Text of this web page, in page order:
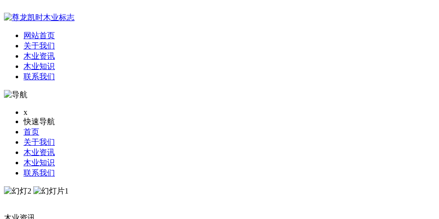
网站首页
关于我们
木业资讯
木业知识
联系我们
x
快速导航
首页
关于我们
木业资讯
木业知识
联系我们